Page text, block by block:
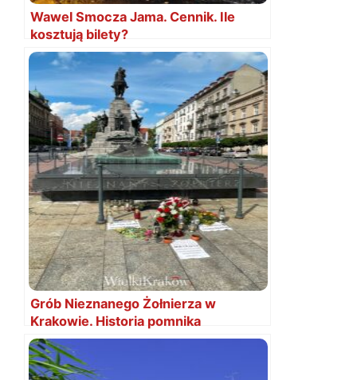
Wawel Smocza Jama. Cennik. Ile
kosztują bilety?
Grób Nieznanego Żołnierza w
Krakowie. Historia pomnika